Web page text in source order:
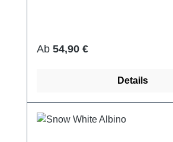
Regulärer Preis:
Ab 54,90 €
Details